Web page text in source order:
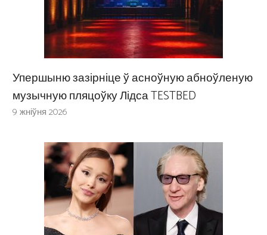
Упершыню зазірніце ў асноўную абноўленую
музычную пляцоўку Лідса TESTBED
9 жніўня 2026